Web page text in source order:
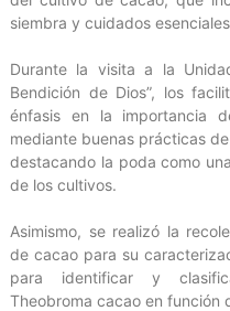
siembra y cuidados
Durante la visita a la
Bendición de Dios”, los
énfasis en la importancia
mediante buenas prácticas
destacando la poda como
de los cultivos.
Asimismo, se realizó la
de cacao para su
para identificar y
Theobroma cacao en función